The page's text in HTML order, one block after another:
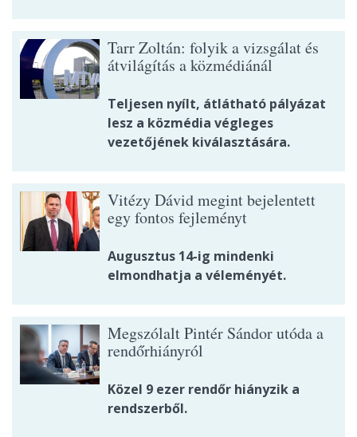
Tarr Zoltán: folyik a vizsgálat és
átvilágítás a közmédiánál
Teljesen nyílt, átlátható pályázat
lesz a közmédia végleges
vezetőjének kiválasztására.
Vitézy Dávid megint bejelentett
egy fontos fejleményt
Augusztus 14-ig mindenki
elmondhatja a véleményét.
Megszólalt Pintér Sándor utóda a
rendőrhiányról
Közel 9 ezer rendőr hiányzik a
rendszerből.